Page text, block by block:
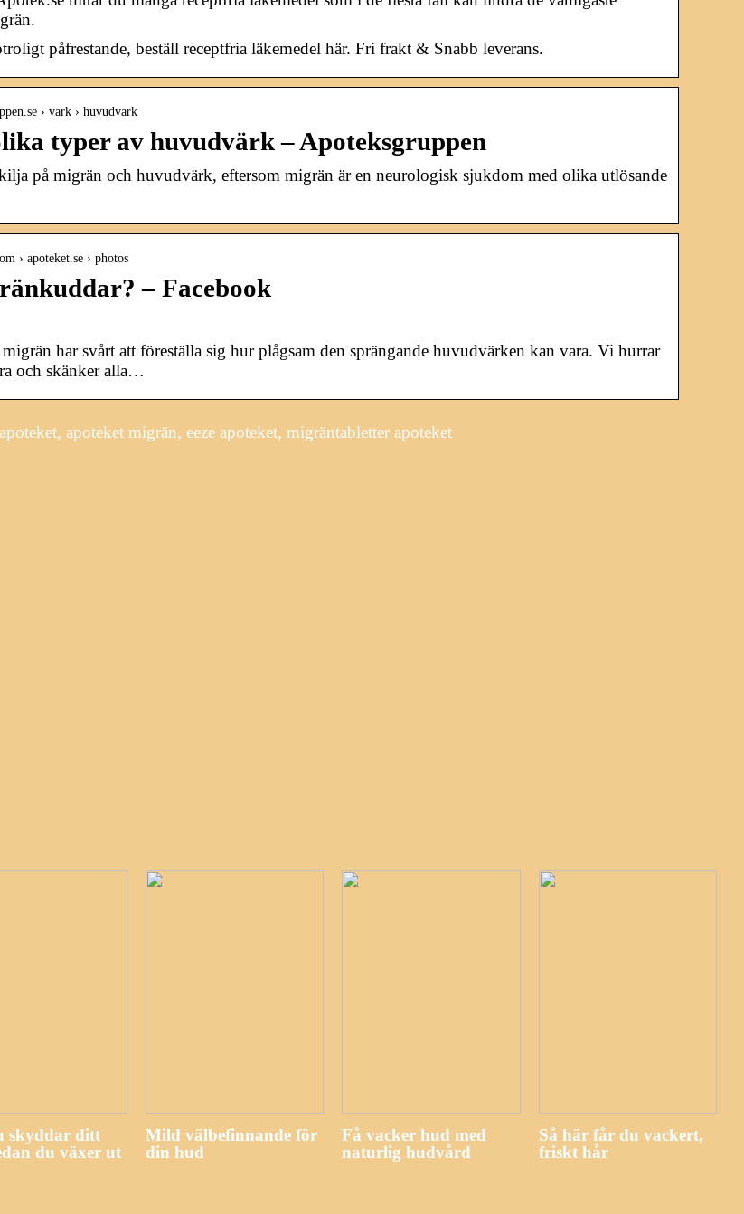
påfrestande, beställ receptfria läkemedel här. Fri frakt & Snabb leverans.
› vark › huvudvark
typer av huvudvärk – Apoteksgruppen
på migrän och huvudvärk, eftersom migrän är en neurologisk sjukdom med olika utlösande
› apoteket.se › photos
– Facebook
har svårt att föreställa sig hur plågsam den sprängande huvudvärken kan vara. Vi hurrar
och skänker alla…
apoteket migrän, eeze apoteket, migräntabletter apoteket
skyddar ditt
du växer ut
Mild välbefinnande för
din hud
Få vacker hud med
naturlig hudvård
Så här får du vackert,
friskt hår